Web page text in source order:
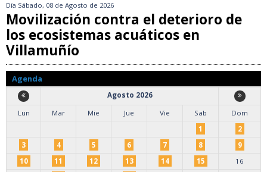
Día Sábado, 08 de Agosto de 2026
Movilización contra el deterioro de
los ecosistemas acuáticos en
Villamuñío
Agenda
Agosto 2026
Lun
Mar Mie Jue Vie Sab
Dom
1
2
3
4 5 6 7 8
9
10
11 12 13 14 15
16